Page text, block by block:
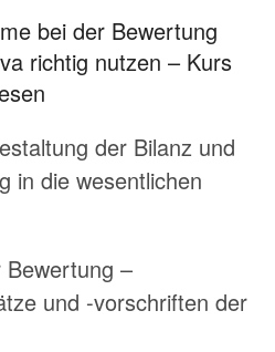
bei der Bewertung
richtig nutzen – Kurs
der Bilanz und
in die wesentlichen
Bewertung –
und -vorschriften der